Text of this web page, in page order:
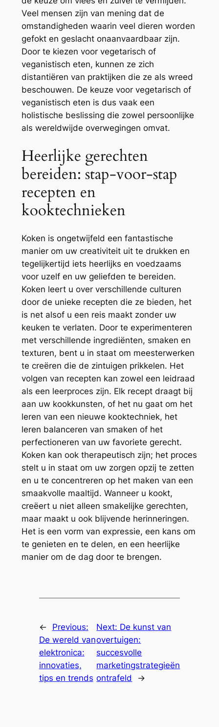
Veel mensen zijn van mening dat de
omstandigheden waarin veel dieren worden
gefokt en geslacht onaanvaardbaar zijn.
Door te kiezen voor vegetarisch of
veganistisch eten, kunnen ze zich
distantiëren van praktijken die ze als wreed
beschouwen. De keuze voor vegetarisch of
veganistisch eten is dus vaak een
holistische beslissing die zowel persoonlijke
als wereldwijde overwegingen omvat.
Heerlijke gerechten
bereiden: stap-voor-stap
recepten en
kooktechnieken
Koken is ongetwijfeld een fantastische
manier om uw creativiteit uit te drukken en
tegelijkertijd iets heerlijks en voedzaams
voor uzelf en uw geliefden te bereiden.
Koken leert u over verschillende culturen
door de unieke recepten die ze bieden, het
is net alsof u een reis maakt zonder uw
keuken te verlaten. Door te experimenteren
met verschillende ingrediënten, smaken en
texturen, bent u in staat om meesterwerken
te creëren die de zintuigen prikkelen. Het
volgen van recepten kan zowel een leidraad
als een leerproces zijn. Elk recept draagt bij
aan uw kookkunsten, of het nu gaat om het
leren van een nieuwe kooktechniek, het
leren balanceren van smaken of het
perfectioneren van uw favoriete gerecht.
Koken kan ook therapeutisch zijn; het proces
stelt u in staat om uw zorgen opzij te zetten
en u te concentreren op het maken van een
smaakvolle maaltijd. Wanneer u kookt,
creëert u niet alleen smakelijke gerechten,
maar maakt u ook blijvende herinneringen.
Het is een vorm van expressie, een kans om
te genieten en te delen, en een heerlijke
manier om de dag door te brengen.
←
Previous:
De wereld van
elektronica:
innovaties,
tips en trends
Next: De kunst van
overtuigen:
succesvolle
marketingstrategieën
ontrafeld
→